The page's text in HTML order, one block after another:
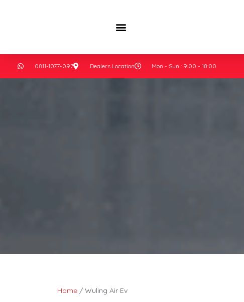
0811-1077-097 Dealers Location Mon - Sun : 9:00 - 18:00
Home / Wuling Air Ev